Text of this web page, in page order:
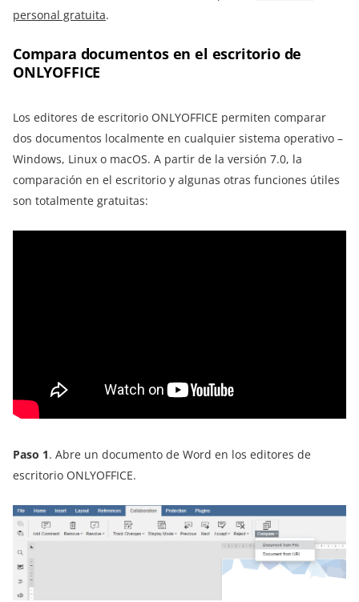
personal gratuita.
Compara documentos en el escritorio de
ONLYOFFICE
Los editores de escritorio ONLYOFFICE permiten comparar
dos documentos localmente en cualquier sistema operativo –
Windows, Linux o macOS. A partir de la versión 7.0, la
comparación en el escritorio y algunas otras funciones útiles
son totalmente gratuitas:
Paso 1. Abre un documento de Word en los editores de
escritorio ONLYOFFICE.